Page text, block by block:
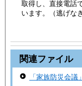
取得し、直接電話
います。（逃げな
関連ファイル
「家族防災会議